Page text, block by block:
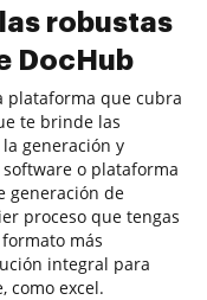
robustas
DocHub
plataforma que cubra
te brinde las
generación y
o plataforma
generación de
proceso que tengas
más
integral para
como excel.